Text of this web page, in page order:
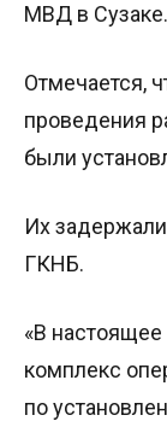
МВД в Сузаке.
Отмечается,
проведения
были
Их
ГКНБ.
«В
комплекс
по